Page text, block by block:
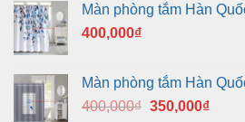
Màn phòng tắm Hàn
400,000₫
Màn phòng tắm Hàn
400,000₫ Giá
350,000₫Giá